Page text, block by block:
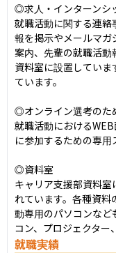
◎求人・インターンシ
就職活動に関する連
報を掲示やメールマ
案内、先輩の就職活動
資料室に設置してい
ています。
◎オンライン選考のた
就職活動における
に参加するための専用
◎資料室
キャリア支援部資料
れています。各種資
動専用のパソコンなど
コン、プロジェクター
就職実績